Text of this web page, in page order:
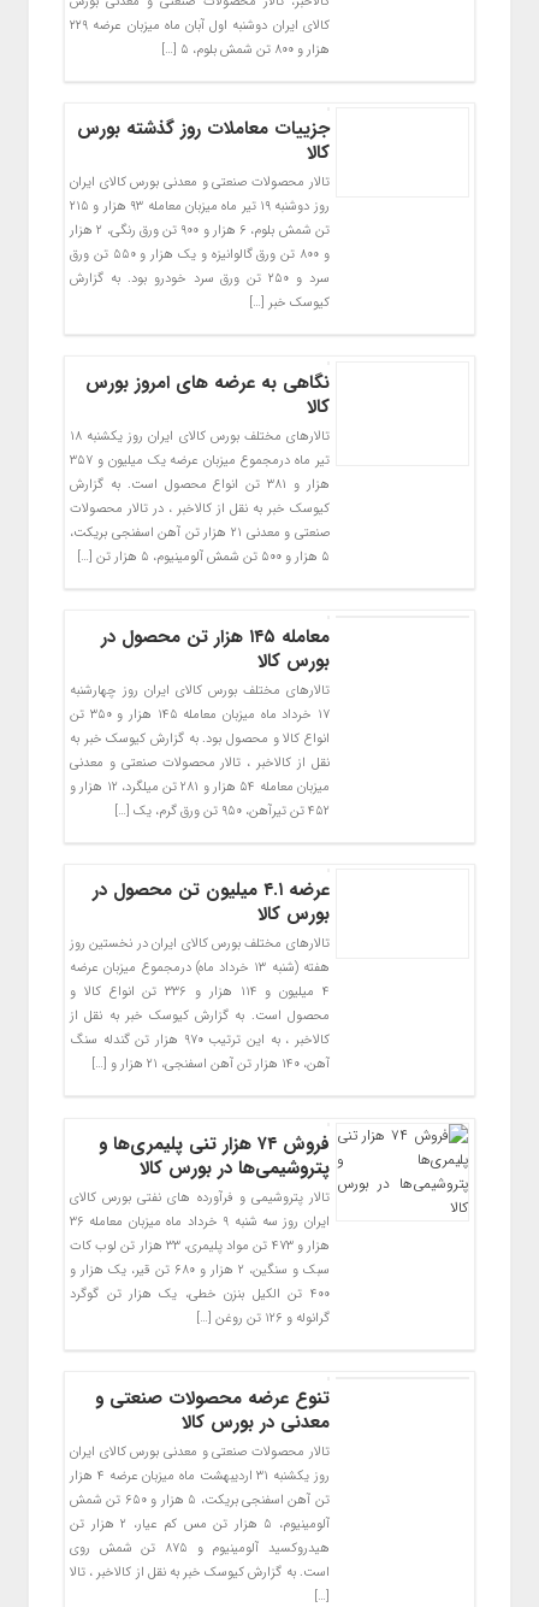
کالای ایران دوشنبه اول آبان ماه میزبان عرضه ۲۲۹
هزار و ۸۰۰ تن شمش بلوم، ۵ […]
جزییات معاملات روز گذشته بورس
کالا
تالار محصولات صنعتی و معدنی بورس کالای ایران
روز دوشنبه ۱۹ تیر ماه میزبان معامله ۹۳ هزار و ۲۱۵
تن شمش بلوم، ۶ هزار و ۹۰۰ تن ورق رنگی، ۲ هزار
و ۸۰۰ تن ورق گالوانیزه و یک هزار و ۵۵۰ تن ورق
سرد و ۲۵۰ تن ورق سرد خودرو بود. به گزارش
کیوسک خبر […]
نگاهی به عرضه های امروز بورس
کالا
تالارهای مختلف بورس کالای ایران روز یکشنبه ۱۸
تیر ماه درمجموع میزبان عرضه یک میلیون و ۳۵۷
هزار و ۳۸۱ تن انواع محصول است. به گزارش
کیوسک خبر به نقل از کالاخبر ، در تالار محصولات
صنعتی و معدنی ۲۱ هزار تن آهن اسفنجی بریکت،
۵ هزار و ۵۰۰ تن شمش آلومینیوم، ۵ هزار تن […]
معامله ۱۴۵ هزار تن محصول در
بورس کالا
تالارهای مختلف بورس کالای ایران روز چهارشنبه
۱۷ خرداد ماه میزبان معامله ۱۴۵ هزار و ۳۵۰ تن
انواع کالا و محصول بود. به گزارش کیوسک خبر به
نقل از کالاخبر ، تالار محصولات صنعتی و معدنی
میزبان معامله ۵۴ هزار و ۲۸۱ تن میلگرد، ۱۲ هزار و
۴۵۲ تن تیرآهن، ۹۵۰ تن ورق گرم، یک […]
عرضه ۴.۱ میلیون تن محصول در
بورس کالا
تالارهای مختلف بورس کالای ایران در نخستین روز
هفته (شنبه ۱۳ خرداد ماه) درمجموع میزبان عرضه
۴ میلیون و ۱۱۴ هزار و ۳۳۶ تن انواع کالا و
محصول است. به گزارش کیوسک خبر به نقل از
کالاخبر ، به این ترتیب ۹۷۰ هزار تن گندله سنگ
آهن، ۱۴۰ هزار تن آهن اسفنجی، ۲۱ هزار و […]
فروش ۷۴ هزار تنی پلیمری‌ها و
پتروشیمی‌ها در بورس کالا
تالار پتروشیمی و فرآورده های نفتی بورس کالای
ایران روز سه شنبه ۹ خرداد ماه میزبان معامله ۳۶
هزار و ۴۷۳ تن مواد پلیمری، ۳۳ هزار تن لوب کات
سبک و سنگین، ۲ هزار و ۶۸۰ تن قیر، یک هزار و
۴۰۰ تن الکیل بنزن خطی، یک هزار تن گوگرد
گرانوله و ۱۲۶ تن روغن […]
تنوع عرضه محصولات صنعتی و
معدنی در بورس کالا
تالار محصولات صنعتی و معدنی بورس کالای ایران
روز یکشنبه ۳۱ اردیبهشت ماه میزبان عرضه ۴ هزار
تن آهن اسفنجی بریکت، ۵ هزار و ۶۵۰ تن شمش
آلومینیوم، ۵ هزار تن مس کم عیار، ۲ هزار تن
هیدروکسید آلومینیوم و ۸۷۵ تن شمش روی
است. به گزارش کیوسک خبر به نقل از کالاخبر ، تالا
[…]